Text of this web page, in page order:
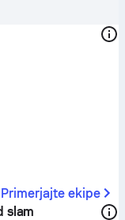
Primerjajte ekipe
slam